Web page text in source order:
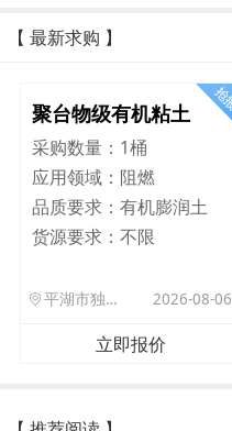
【 最新求购 】
聚台物级有机粘土
采购数量： 1桶
应用领域： 阻燃
品质要求： 有机膨润土
货源要求： 不限
平湖市独山港镇集港路 589 号 2026-08-06
立即报价